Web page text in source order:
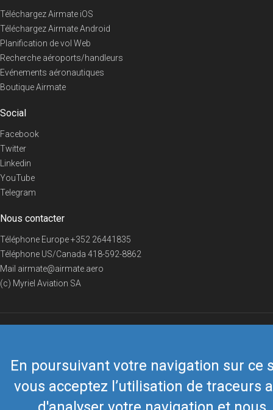
En poursuivant votre navigation sur ce
vous acceptez l’utilisation de traceurs
Téléchargez Airmate iOS
Téléchargez Airmate Android
Planification de vol Web
Recherche aéroports/handleurs
Evénements aéronautiques
Boutique Airmate
Social
Facebook
Twitter
Linkedin
YouTube
Telegram
Nous contacter
Téléphone Europe+352 26441835
Téléphone US/Canada 418-592-8862
Mail airmate@airmate.aero
(c) Myriel Aviation SA